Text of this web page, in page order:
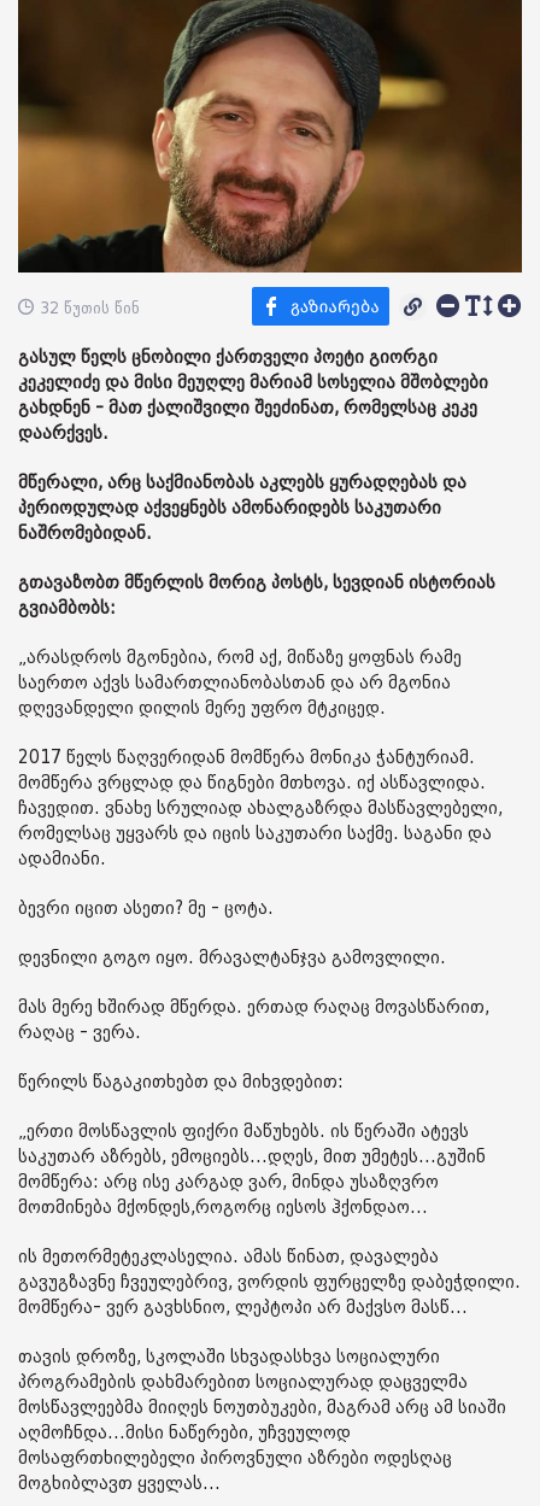
32 წუთის წინ
გასულ წელს ცნობილი ქართველი პოეტი გიორგი
კეკელიძე და მისი მეუღლე მარიამ სოსელია მშობლები
გახდნენ - მათ ქალიშვილი შეეძინათ, რომელსაც კეკე
დაარქვეს.
მწერალი, არც საქმიანობას აკლებს ყურადღებას და
პერიოდულად აქვეყნებს ამონარიდებს საკუთარი
ნაშრომებიდან.
გთავაზობთ მწერლის მორიგ პოსტს, სევდიან ისტორიას
გვიამბობს:
„არასდროს მგონებია, რომ აქ, მიწაზე ყოფნას რამე
საერთო აქვს სამართლიანობასთან და არ მგონია
დღევანდელი დილის მერე უფრო მტკიცედ.
2017 წელს წაღვერიდან მომწერა მონიკა ჭანტურიამ.
მომწერა ვრცლად და წიგნები მთხოვა. იქ ასწავლიდა.
ჩავედით. ვნახე სრულიად ახალგაზრდა მასწავლებელი,
რომელსაც უყვარს და იცის საკუთარი საქმე. საგანი და
ადამიანი.
ბევრი იცით ასეთი? მე - ცოტა.
დევნილი გოგო იყო. მრავალტანჯვა გამოვლილი.
მას მერე ხშირად მწერდა. ერთად რაღაც მოვასწარით,
რაღაც - ვერა.
წერილს წაგაკითხებთ და მიხვდებით:
„ერთი მოსწავლის ფიქრი მაწუხებს. ის წერაში ატევს
საკუთარ აზრებს, ემოციებს...დღეს, მით უმეტეს...გუშინ
მომწერა: არც ისე კარგად ვარ, მინდა უსაზღვრო
მოთმინება მქონდეს,როგორც იესოს ჰქონდაო...
ის მეთორმეტეკლასელია. ამას წინათ, დავალება
გავუგზავნე ჩვეულებრივ, ვორდის ფურცელზე დაბეჭდილი.
მომწერა- ვერ გავხსნიო, ლეპტოპი არ მაქვსო მასწ...
თავის დროზე, სკოლაში სხვადასხვა სოციალური
პროგრამების დახმარებით სოციალურად დაცველმა
მოსწავლეებმა მიიღეს ნოუთბუკები, მაგრამ არც ამ სიაში
აღმოჩნდა...მისი ნაწერები, უჩვეულოდ
მოსაფრთხილებელი პიროვნული აზრები ოდესღაც
მოგხიბლავთ ყველას...